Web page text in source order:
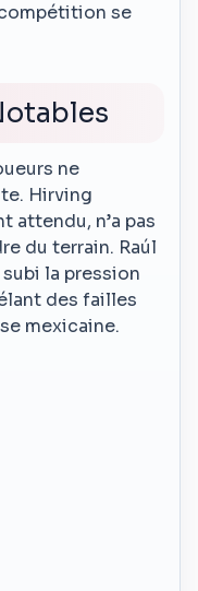
se
ne
Hirving
attendu, n’a pas
du terrain. Raúl
la pression
des failles
mexicaine.